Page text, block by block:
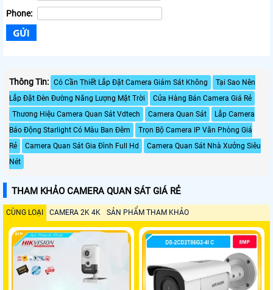
Phone:
Thông Tin: Có Cần Thiết Lắp Đặt Camera Giám Sát Không
Tại Sao Nên
Lắp Đặt Đèn Đường Năng Lượng Mặt Trời
Cửa Hàng Bán Camera Giá Rẻ
Thương Hiệu Camera Quan Sát Vdtech
Camera Quan Sát
Lắp Camera
Báo Động Starlight Có Màu Ban Đêm
Trọn Bộ Camera IP Văn Phòng Giá
Rẻ
Camera Quan Sát Gia Đình Full Hd
Camera Quan Sát Nhà Xưởng Siêu
Nét
THAM KHẢO CAMERA QUAN SÁT GIÁ RẺ
CÙNG LOẠI CAMERA 2K 4K SẢN PHẨM THAM KHẢO